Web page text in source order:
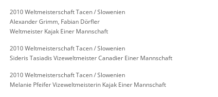
2010 Weltmeisterschaft Tacen / Slowenien
Alexander Grimm, Fabian Dörfler
Weltmeister Kajak Einer Mannschaft
2010 Weltmeisterschaft Tacen / Slowenien
Sideris Tasiadis Vizeweltmeister Canadier Einer Mannschaft
2010 Weltmeisterschaft Tacen / Slowenien
Melanie Pfeifer Vizeweltmeisterin Kajak Einer Mannschaft